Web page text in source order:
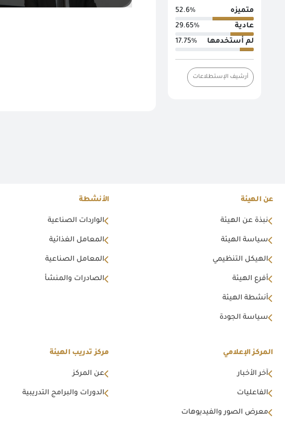
متميزه
52.6%
عادية
29.65%
لم أستخدمها
17.75%
أرشيف الإستطلاعات
عن الهيئة
نبذة عن الهيئة
سياسة الهيئة
الهيكل التنظيمي
أفرع الهيئة
أنشطة الهيئة
سياسة الجودة
الأنشطة
الواردات الصناعية
المعامل الغذائية
المعامل الصناعية
الصادرات والمنشأ
المركز الإعلامي
آخر الأخبار
الفاعليات
معرض الصور والفيديوهات
مركز تدريب الهيئة
عن المركز
الدورات والبرامج التدريبية